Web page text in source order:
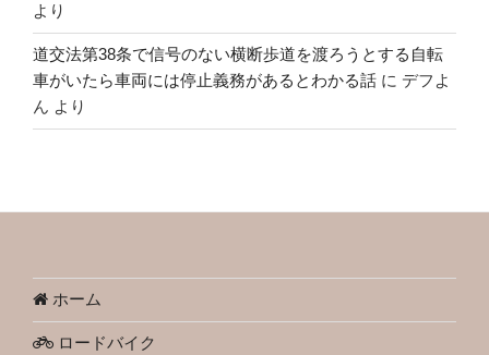
より
道交法第38条で信号のない横断歩道を渡ろうとする自転
車がいたら車両には停止義務があるとわかる話 に デフよ
ん より
ホーム
ロードバイク